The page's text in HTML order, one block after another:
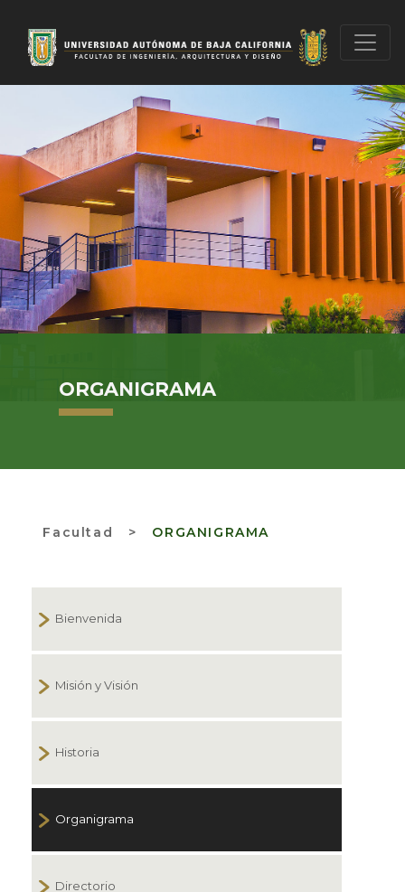
ORGANIGRAMA
Facultad > ORGANIGRAMA
Bienvenida
Misión y Visión
Historia
Organigrama
Directorio